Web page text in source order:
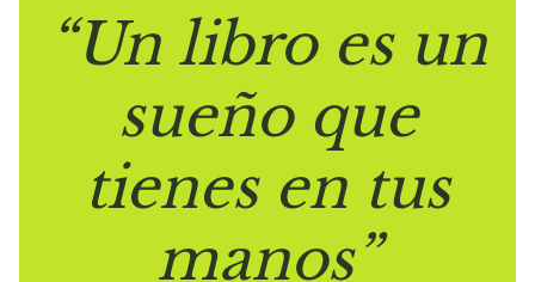
“Un libro es un
sueño que
tienes en tus
manos”